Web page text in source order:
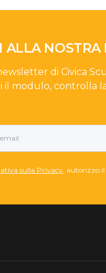
ALLA
di Civica
il modulo, controlla
sulla Privacy , autorizzo